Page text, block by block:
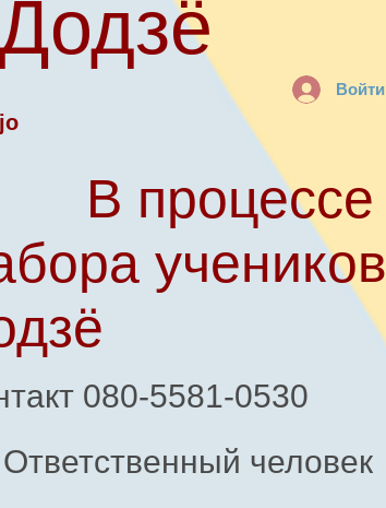
Войти
В процессе
учеников
080-5581-0530
Ответственный человек